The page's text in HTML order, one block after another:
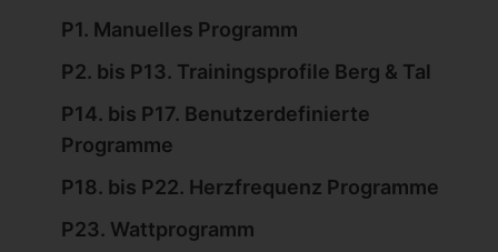
P1. Manuelles Programm
P2. bis P13. Trainingsprofile Berg & Tal
P14. bis P17. Benutzerdefinierte
Programme
P18. bis P22. Herzfrequenz Programme
P23. Wattprogramm